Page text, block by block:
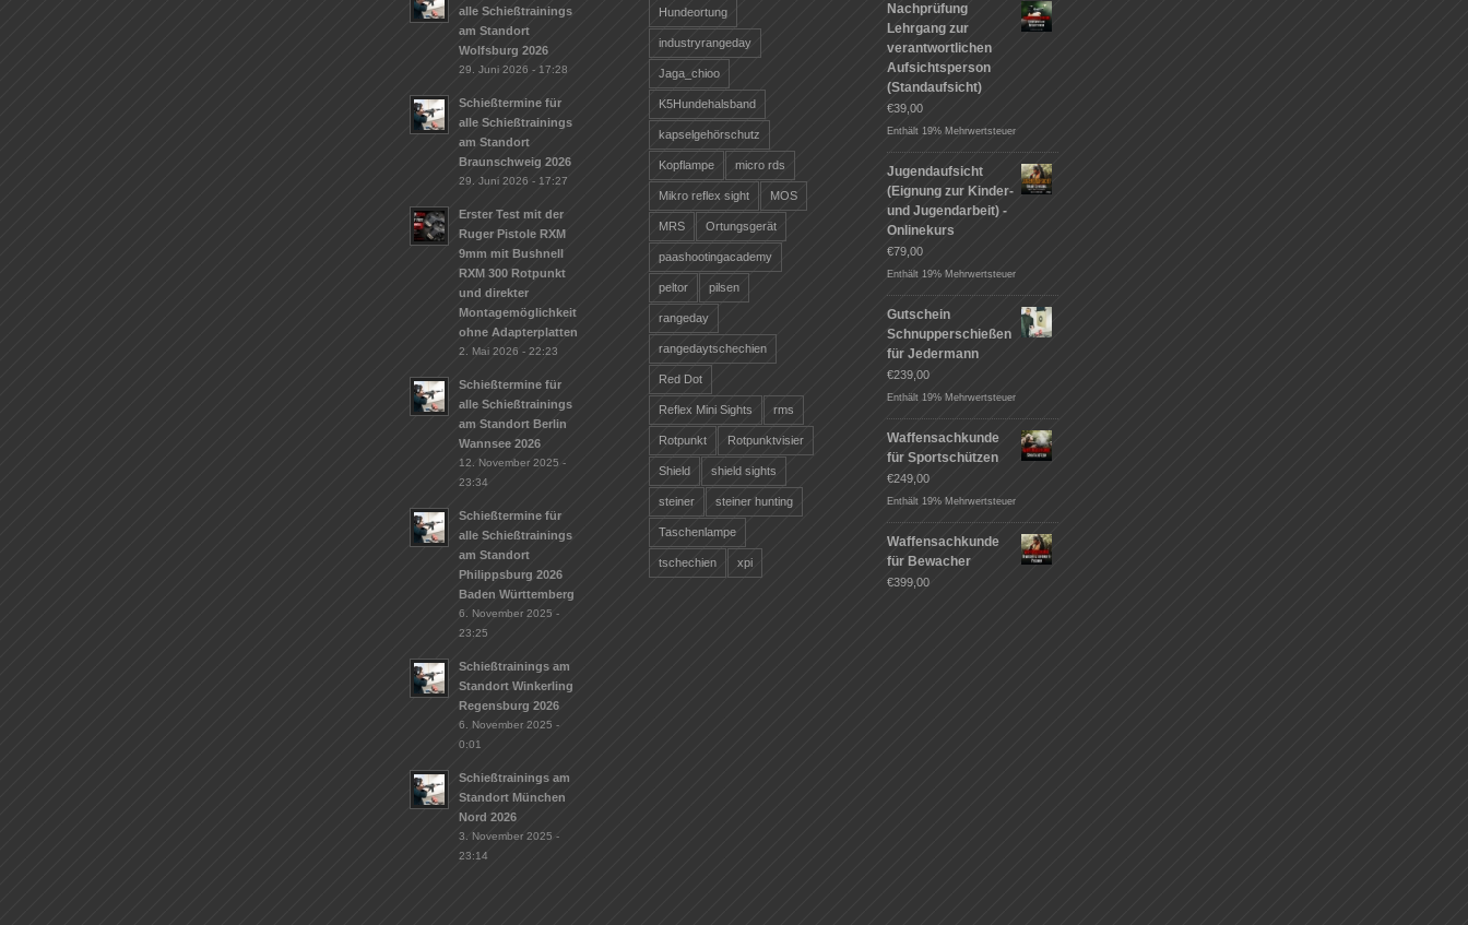
alle Schießtrainings
am Standort
Wolfsburg 2026
29. Juni 2026 - 17:28
Schießtermine für
alle Schießtrainings
am Standort
Braunschweig 2026
29. Juni 2026 - 17:27
Erster Test mit der
Ruger Pistole RXM
9mm mit Bushnell
RXM 300 Rotpunkt
und direkter
Montagemöglichkeit
ohne Adapterplatten
2. Mai 2026 - 22:23
Schießtermine für
alle Schießtrainings
am Standort Berlin
Wannsee 2026
12. November 2025 -
23:34
Schießtermine für
alle Schießtrainings
am Standort
Philippsburg 2026
Baden Württemberg
6. November 2025 -
23:25
Schießtrainings am
Standort Winkerling
Regensburg 2026
6. November 2025 -
0:01
Schießtrainings am
Standort München
Nord 2026
3. November 2025 -
23:14
Hundeortung
industryrangeday
Jaga_chioo
K5Hundehalsband
kapselgehörschutz
Kopflampe micro rds
Mikro reflex sight MOS
MRS Ortungsgerät
paashootingacademy
peltor pilsen
rangeday
rangedaytschechien
Red Dot
Reflex Mini Sights rms
Rotpunkt Rotpunktvisier
Shield shield sights
steiner steiner hunting
Taschenlampe
tschechien xpi
Nachprüfung
Lehrgang zur
verantwortlichen
Aufsichtsperson
(Standaufsicht)
€39,00
Enthält 19% Mehrwertsteuer
Jugendaufsicht
(Eignung zur Kinder-
und Jugendarbeit) -
Onlinekurs
€79,00
Enthält 19% Mehrwertsteuer
Gutschein
Schnupperschießen
für Jedermann
€239,00
Enthält 19% Mehrwertsteuer
Waffensachkunde
für Sportschützen
€249,00
Enthält 19% Mehrwertsteuer
Waffensachkunde
für Bewacher
€399,00